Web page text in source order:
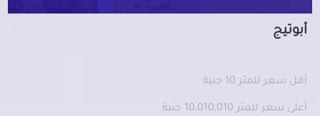
أبوتيج
أقل سعر للمتر 10 جنية
أعلى سعر للمتر 10,010,010 جنية